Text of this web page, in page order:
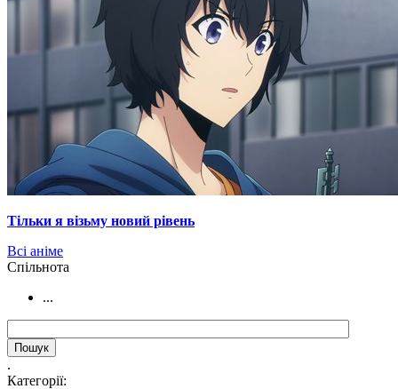
Тільки я візьму новий рівень
Всі аніме
Cпільнота
...
.
Категорії: